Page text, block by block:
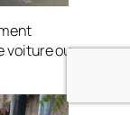
voiture ou